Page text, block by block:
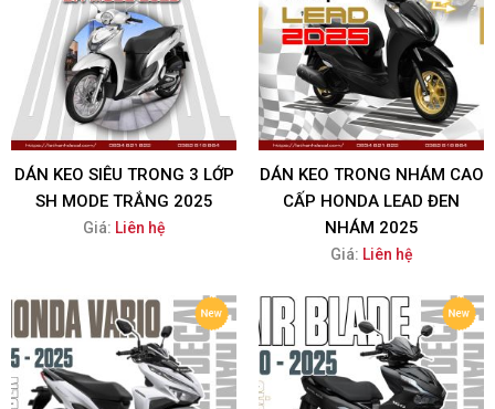
DÁN KEO SIÊU TRONG 3 LỚP
SH MODE TRẮNG 2025
Giá: Liên hệ
DÁN KEO TRONG NHÁM CAO
CẤP HONDA LEAD ĐEN
NHÁM 2025
Giá: Liên hệ